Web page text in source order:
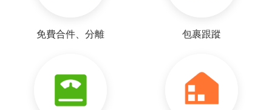
免費合件、分離 包裹跟蹤